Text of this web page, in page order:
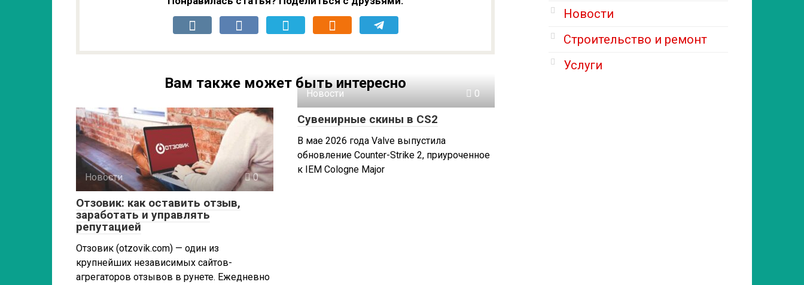
Вам также может быть интересно
Новости 0
Отзовик: как оставить отзыв,
заработать и управлять
репутацией
Отзовик (otzovik.com) — один из
крупнейших независимых сайтов-
агрегаторов отзывов в рунете. Ежедневно
Новости 0
Сувенирные скины в CS2
В мае 2026 года Valve выпустила
обновление Counter-Strike 2, приуроченное
к IEM Cologne Major
Новости
Строительство и ремонт
Услуги